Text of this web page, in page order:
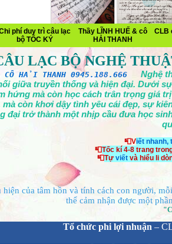
phí duy trì câu lạc
bộ TỐC KÝ
Thầy LĨNH HUẾ & cô
HẢI THANH
CLB
LẠC BỘ NGHỆ
HẢI THANH 0945.188.666
Nghệ
giữa truyền thống và hiện đại. Dưới
hứng mà còn học cách trân trọng giá
còn khơi dậy tình yêu cái đẹp, sự
đại trở thành một nhịp cầu đưa học
📮Viết nhanh,
📮Tốc kí 4-8 trang
📮Tựviết và hiểu li
hiện của tâm hồn và tính cách con người,
thể cảm nhận được một
Tổ chức phi lợi nhuận –